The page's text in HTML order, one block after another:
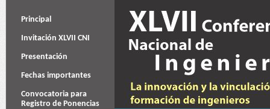
Principal
Invitación XLVII CNI
Presentación
Fechas importantes
Convocatoria para
Registro de Ponencias